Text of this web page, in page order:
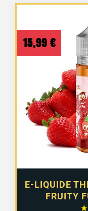
E-LIQUIDE
FRUITY
15,99 €